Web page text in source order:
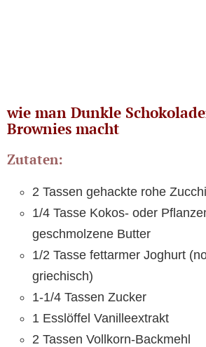
wie man Dunkle
Brownies macht
Zutaten:
2 Tassen gehackte rohe
1/4 Tasse Kokos- oder
geschmolzene Butter
1/2 Tasse fettarmer Joghurt
griechisch)
1-1/4 Tassen Zucker
1 Esslöffel Vanilleextrakt
2 Tassen Vollkorn-Backmehl